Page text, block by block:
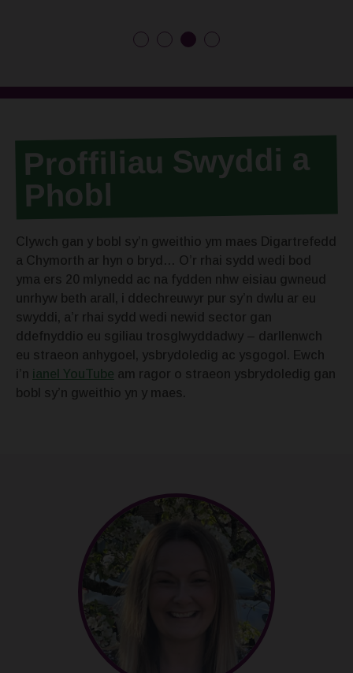
Proffiliau Swyddi a
Phobl
Clywch gan y bobl sy’n gweithio ym maes Digartrefedd
a Chymorth ar hyn o bryd… O’r rhai sydd wedi bod
yma ers 20 mlynedd ac na fydden nhw eisiau gwneud
unrhyw beth arall, i ddechreuwyr pur sy’n dwlu ar eu
swyddi, a’r rhai sydd wedi newid sector gan
ddefnyddio eu sgiliau trosglwyddadwy – darllenwch
eu straeon anhygoel, ysbrydoledig ac ysgogol. Ewch
i’n ianel YouTube am ragor o straeon ysbrydoledig gan
bobl sy’n gweithio yn y maes.